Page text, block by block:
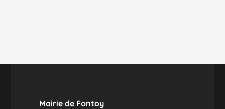
Mairie de Fontoy